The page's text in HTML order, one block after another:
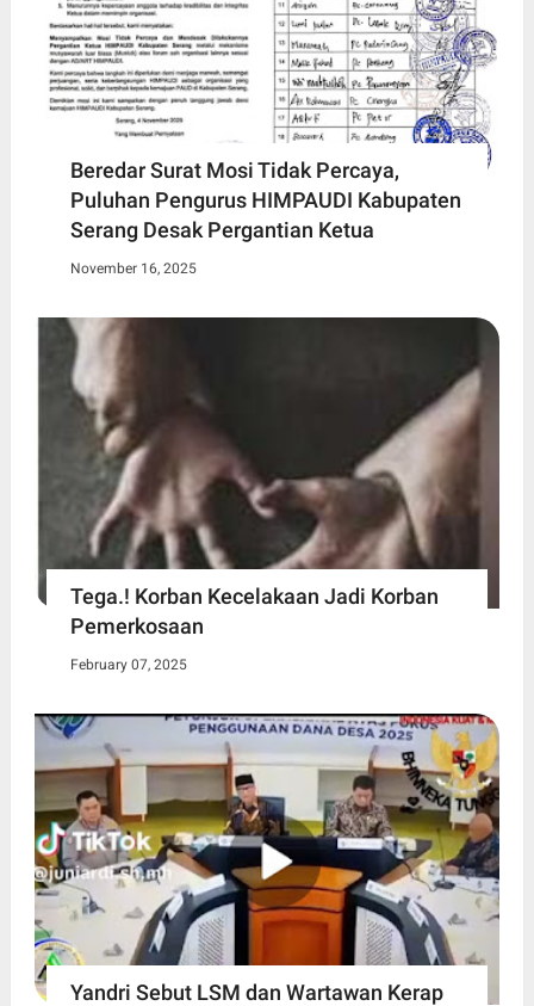
Beredar Surat Mosi Tidak Percaya,
Puluhan Pengurus HIMPAUDI Kabupaten
Serang Desak Pergantian Ketua
November 16, 2025
Tega.! Korban Kecelakaan Jadi Korban
Pemerkosaan
February 07, 2025
Yandri Sebut LSM dan Wartawan Kerap